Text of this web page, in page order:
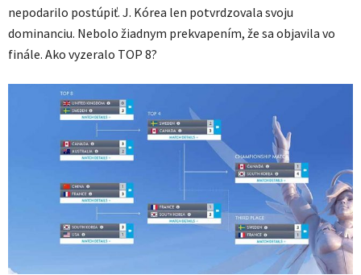
nepodarilo postúpiť. J. Kórea len potvrdzovala svoju
dominanciu. Nebolo žiadnym prekvapením, že sa objavila vo
finále. Ako vyzeralo TOP 8?